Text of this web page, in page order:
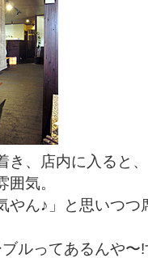
き、店内に入ると
気。
やん♪」と思いつ
ルってあるんや〜